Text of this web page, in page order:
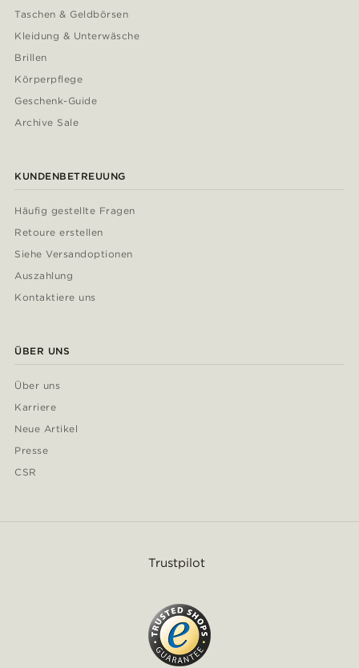
Taschen & Geldbörsen
Kleidung & Unterwäsche
Brillen
Körperpflege
Geschenk-Guide
Archive Sale
KUNDENBETREUUNG
Häufig gestellte Fragen
Retoure erstellen
Siehe Versandoptionen
Auszahlung
Kontaktiere uns
ÜBER UNS
Über uns
Karriere
Neue Artikel
Presse
CSR
Trustpilot